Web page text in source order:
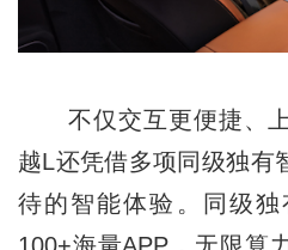
不仅交互更便捷、上
越L还凭借多项同级独有
待的智能体验。同级
100+海量APP，无限算